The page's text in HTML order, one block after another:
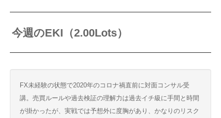
今週のEKI（2.00Lots）
FX未経験の状態で2020年のコロナ禍直前に対面コンサル受
講。売買ルールや過去検証の理解力は過去イチ級に手間と時間
が掛かったが、実戦では予想外に度胸があり、かなりのリスク